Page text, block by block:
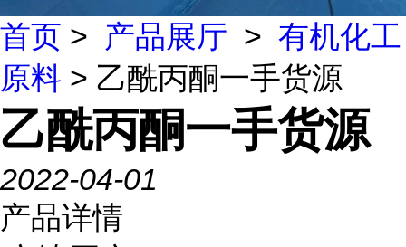
首页 > 产品展厅 > 有机化工
原料 > 乙酰丙酮一手货源
乙酰丙酮一手货源
2022-04-01
产品详情